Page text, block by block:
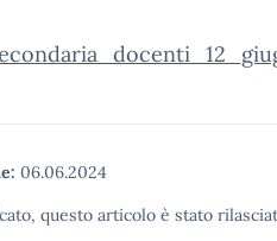
06.06.2024
questo articolo è stato